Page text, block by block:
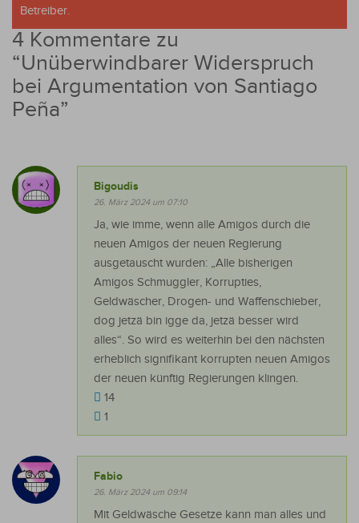
Betreiber.
4 Kommentare zu
“Unüberwindbarer Widerspruch
bei Argumentation von Santiago
Peña”
Bigoudis
26. März 2024 um 07:10
Ja, wie imme, wenn alle Amigos durch die
neuen Amigos der neuen Regierung
ausgetauscht wurden: „Alle bisherigen
Amigos Schmuggler, Korrupties,
Geldwäscher, Drogen- und Waffenschieber,
dog jetzä bin igge da, jetzä besser wird
alles“. So wird es weiterhin bei den nächsten
erheblich signifikant korrupten neuen Amigos
der neuen künftig Regierungen klingen.
14
1
Fabio
26. März 2024 um 09:14
Mit Geldwäsche Gesetze kann man alles und